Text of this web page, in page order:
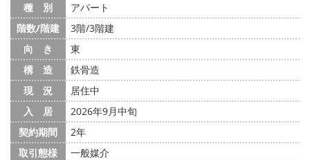
種 別
アパート
階数/階建
3階/3階建
向 き
東
構 造
鉄骨造
現 況
居住中
入 居
2026年9月中旬
契約期間
2年
取引態様
一般媒介